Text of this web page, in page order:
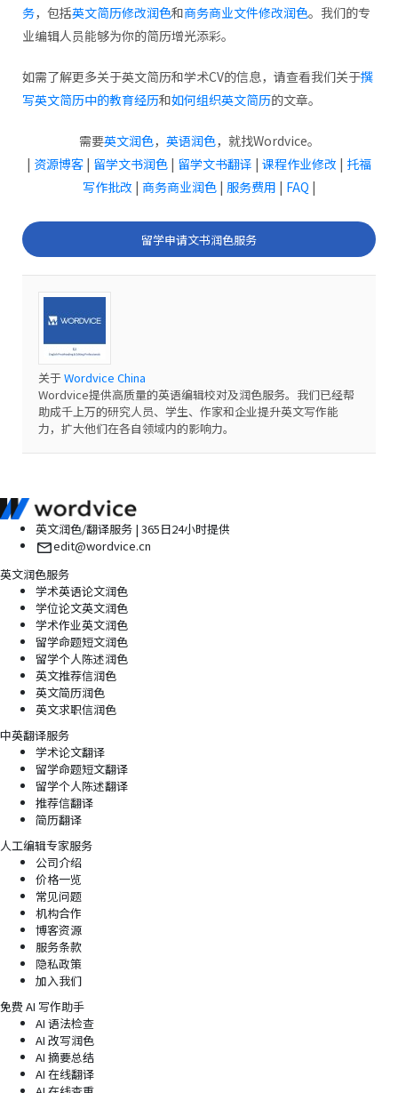
务，包括英文简历修改润色和商务商业文件修改润色。我们的专
业编辑人员能够为你的简历增光添彩。
如需了解更多关于英文简历和学术CV的信息，请查看我们关于撰
写英文简历中的教育经历和如何组织英文简历的文章。
需要英文润色， 英语润色，就找Wordvice。
| 资源博客 | 留学文书润色 | 留学文书翻译 | 课程作业修改 | 托福
写作批改 | 商务商业润色| 服务费用 | FAQ |
留学申请文书润色服务
关于Wordvice China
Wordvice提供高质量的英语编辑校对及润色服务。我们已经帮
助成千上万的研究人员、学生、作家和企业提升英文写作能
力，扩大他们在各自领域内的影响力。
英文润色/翻译服务 | 365日24小时提供
edit@wordvice.cn
英文润色服务
学术英语论文润色
学位论文英文润色
学术作业英文润色
留学命题短文润色
留学个人陈述润色
英文推荐信润色
英文简历润色
英文求职信润色
中英翻译服务
学术论文翻译
留学命题短文翻译
留学个人陈述翻译
推荐信翻译
简历翻译
人工编辑专家服务
公司介绍
价格一览
常见问题
机构合作
博客资源
服务条款
隐私政策
加入我们
免费 AI 写作助手
AI 语法检查
AI 改写润色
AI 摘要总结
AI 在线翻译